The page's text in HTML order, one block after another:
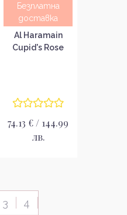
Безплатна
доставка
Al Haramain
Cupid's Rose
74.13 € / 144.99
лв.
3 4